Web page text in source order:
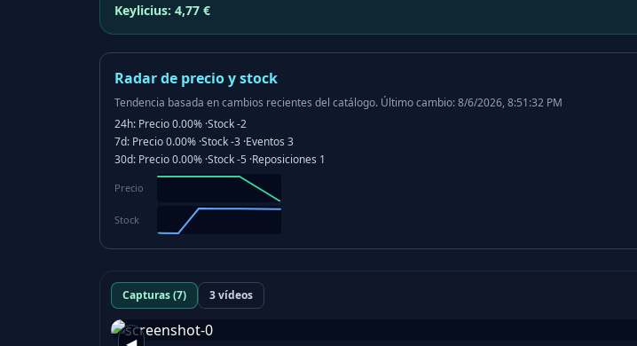
Keylicius: 4,77 €
Radar de precio y stock
Tendencia basada en cambios recientes del catálogo. Último cambio: 8/6/2026, 8:51:32 PM
24h: Precio0.00% ·Stock-2
7d: Precio0.00% ·Stock-3 ·Eventos 3
30d: Precio0.00% ·Stock-5 ·Reposiciones 1
Precio
Stock
Capturas (7) 3 vídeos